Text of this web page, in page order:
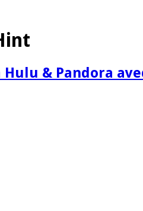
Hulu & Pandora